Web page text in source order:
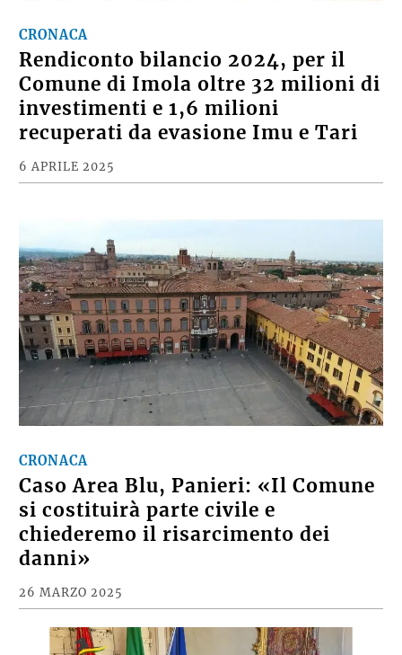
CRONACA
Rendiconto bilancio 2024, per il
Comune di Imola oltre 32 milioni di
investimenti e 1,6 milioni
recuperati da evasione Imu e Tari
6 APRILE 2025
CRONACA
Caso Area Blu, Panieri: «Il Comune
si costituirà parte civile e
chiederemo il risarcimento dei
danni»
26 MARZO 2025